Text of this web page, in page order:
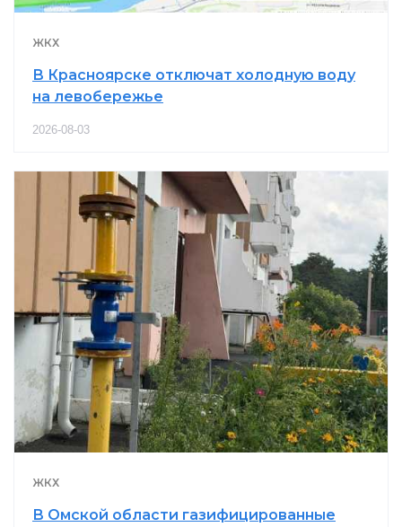
ЖКХ
В Красноярске отключат холодную воду
на левобережье
2026-08-03
ЖКХ
В Омской области газифицированные